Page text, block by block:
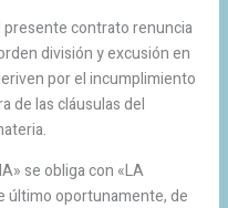
contrato renuncia
división y excusión en
por el incumplimiento
de las cláusulas del
se obliga con «LA
último oportunamente, de